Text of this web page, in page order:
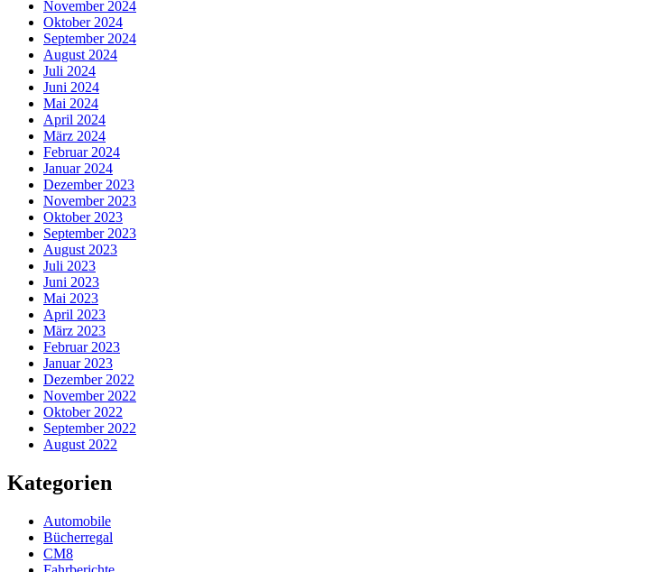
November 2024
Oktober 2024
September 2024
August 2024
Juli 2024
Juni 2024
Mai 2024
April 2024
März 2024
Februar 2024
Januar 2024
Dezember 2023
November 2023
Oktober 2023
September 2023
August 2023
Juli 2023
Juni 2023
Mai 2023
April 2023
März 2023
Februar 2023
Januar 2023
Dezember 2022
November 2022
Oktober 2022
September 2022
August 2022
Kategorien
Automobile
Bücherregal
CM8